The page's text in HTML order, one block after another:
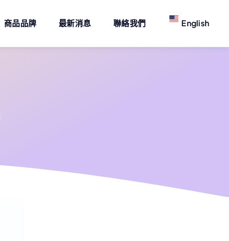
商品品牌 最新消息 聯絡我們 English